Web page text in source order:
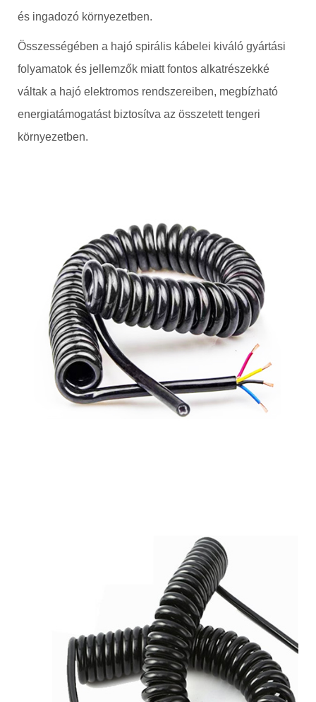
és ingadozó környezetben.
Összességében a hajó spirális kábelei kiváló gyártási
folyamatok és jellemzők miatt fontos alkatrészekké
váltak a hajó elektromos rendszereiben, megbízható
energiatámogatást biztosítva az összetett tengeri
környezetben.